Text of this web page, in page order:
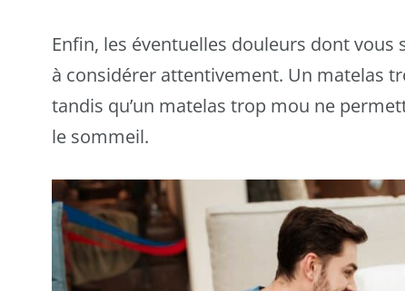
Enfin, les éventuelles douleurs dont
à considérer attentivement. Un matelas
tandis qu’un matelas trop mou ne
le sommeil.